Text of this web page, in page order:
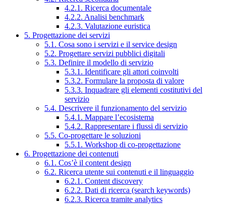
4.2.1. Ricerca documentale
4.2.2. Analisi benchmark
4.2.3. Valutazione euristica
5. Progettazione dei servizi
5.1. Cosa sono i servizi e il service design
5.2. Progettare servizi pubblici digitali
5.3. Definire il modello di servizio
5.3.1. Identificare gli attori coinvolti
5.3.2. Formulare la proposta di valore
5.3.3. Inquadrare gli elementi costitutivi del
servizio
5.4. Descrivere il funzionamento del servizio
5.4.1. Mappare l’ecosistema
5.4.2. Rappresentare i flussi di servizio
5.5. Co-progettare le soluzioni
5.5.1. Workshop di co-progettazione
6. Progettazione dei contenuti
6.1. Cos’è il content design
6.2. Ricerca utente sui contenuti e il linguaggio
6.2.1. Content discovery
6.2.2. Dati di ricerca (search keywords)
6.2.3. Ricerca tramite analytics